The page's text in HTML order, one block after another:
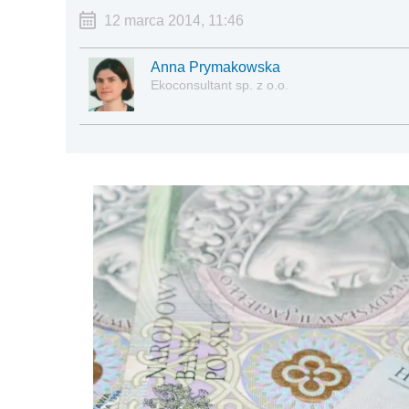
12 marca 2014, 11:46
Anna Prymakowska
Ekoconsultant sp. z o.o.